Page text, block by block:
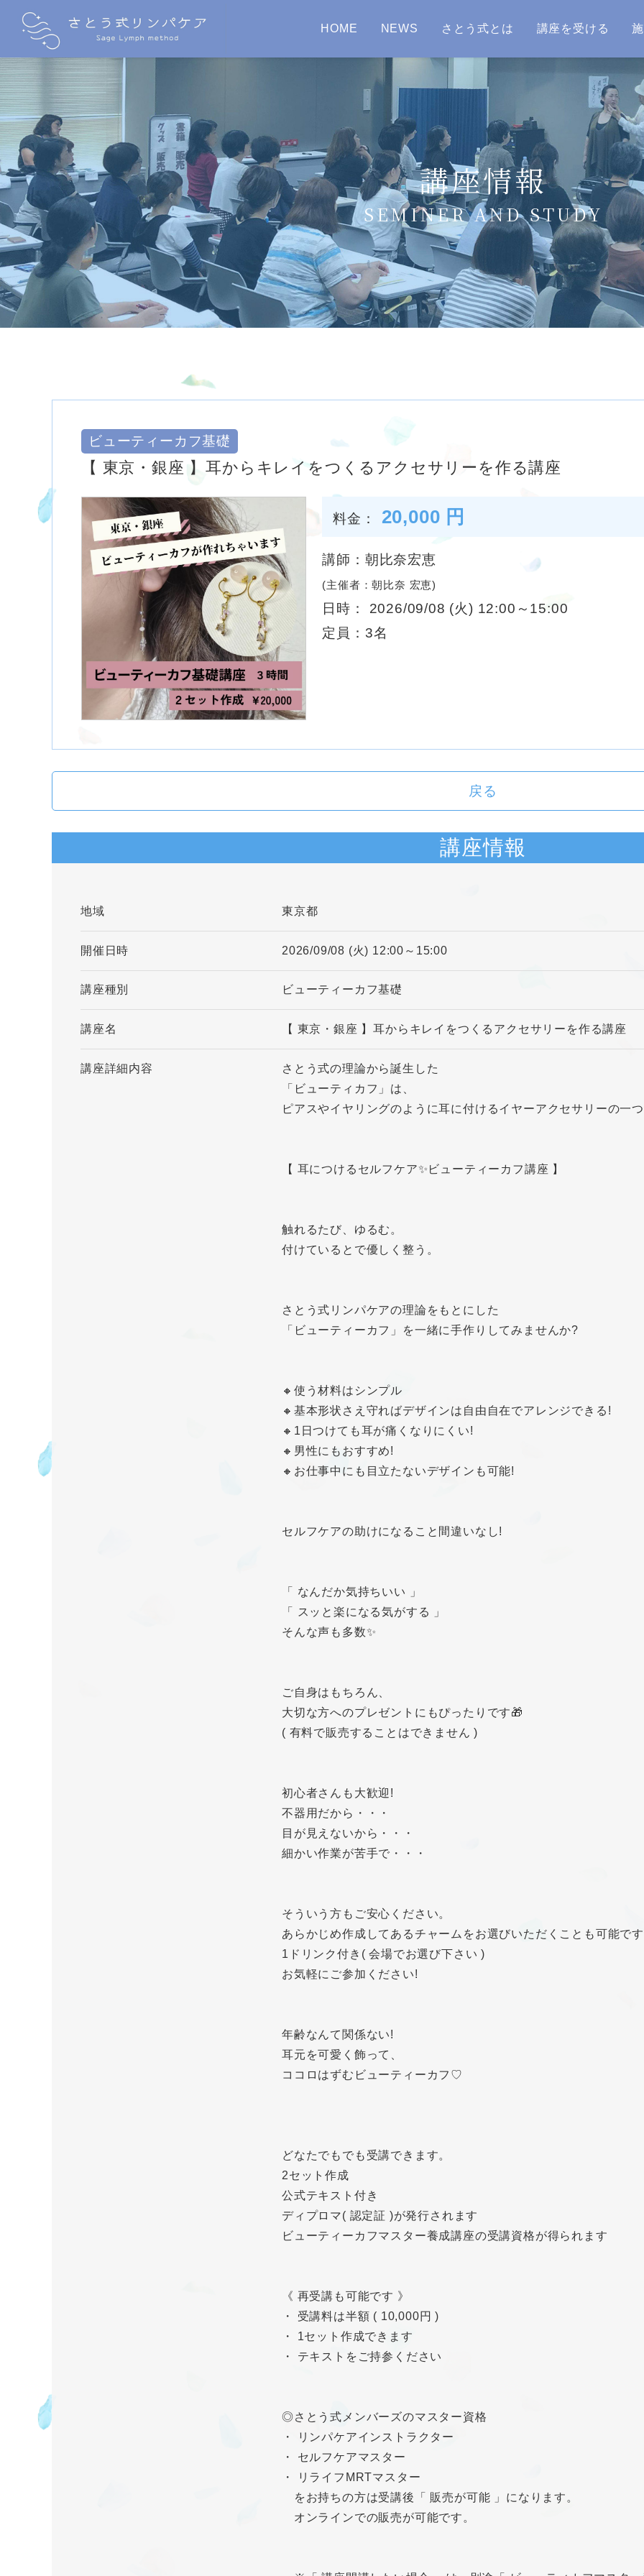
HOME NEWS さとう式とは 講座を受ける
講座情報
SEMINER AND STUDY
ビューティーカフ基礎
【 東京・銀座 】耳からキレイをつくるアクセサリーを作る講座
料金： 20,000 円
講師：朝比奈宏恵
(主催者：朝比奈 宏恵)
日時： 2026/09/08 (火) 12:00～15:00
定員：3名
戻る
講座情報
地域 東京都
開催日時 2026/09/08 (火) 12:00～15:00
講座種別 ビューティーカフ基礎
講座名 【 東京・銀座 】耳からキレイをつくるアクセサリーを作る講座
講座詳細内容
さとう式の理論から誕生した
「ビューティカフ」は、
ピアスやイヤリングのように耳に付けるイヤーアクセサリーの一
【 耳につけるセルフケア✨ビューティーカフ講座 】
触れるたび、ゆるむ。
付けているとで優しく整う。
さとう式リンパケアの理論をもとにした
「ビューティーカフ」を一緒に手作りしてみませんか?
🔸使う材料はシンプル
🔸基本形状さえ守ればデザインは自由自在でアレンジできる!
🔸1日つけても耳が痛くなりにくい!
🔸男性にもおすすめ!
🔸お仕事中にも目立たないデザインも可能!
セルフケアの助けになること間違いなし!
「 なんだか気持ちいい 」
「 スッと楽になる気がする 」
そんな声も多数✨
ご自身はもちろん、
大切な方へのプレゼントにもぴったりです🎁
( 有料で販売することはできません )
初心者さんも大歓迎!
不器用だから・・・
目が見えないから・・・
細かい作業が苦手で・・・
そういう方もご安心ください。
あらかじめ作成してあるチャームをお選びいただくことも可能で
1ドリンク付き( 会場でお選び下さい )
お気軽にご参加ください!
年齢なんて関係ない!
耳元を可愛く飾って、
ココロはずむビューティーカフ♡
どなたでもでも受講できます。
2セット作成
公式テキスト付き
ディプロマ( 認定証 )が発行されます
ビューティーカフマスター養成講座の受講資格が得られます
《 再受講も可能です 》
・ 受講料は半額 ( 10,000円 )
・ 1セット作成できます
・ テキストをご持参ください
◎さとう式メンバーズのマスター資格
・ リンパケアインストラクター
・ セルフケアマスター
・ リライフMRTマスター
をお持ちの方は受講後「 販売が可能 」になります。
オンラインでの販売が可能です。